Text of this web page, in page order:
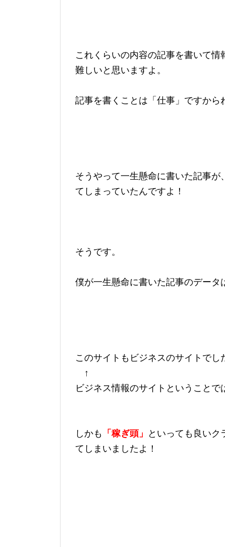
これくらいの内容の記事を書いて
難しいと思いますよ。
記事を書くことは「仕事」ですか
そうやって一生懸命に書いた記事
てしまっていたんですよ！
そうです。
僕が一生懸命に書いた記事のデー
このサイトもビジネスのサイトでし
↑
ビジネス情報のサイトということで
しかも 「稼ぎ頭」
といっても良いク
てしまいましたよ！